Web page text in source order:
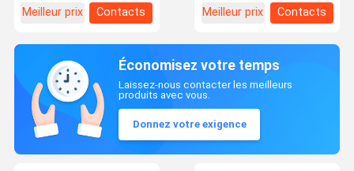
Meilleur prix
Contacts
Meilleur prix
Contacts
Économisez votre temps
Laissez-nous contacter les meilleurs
produits avec vous.
Donnez votre exigence